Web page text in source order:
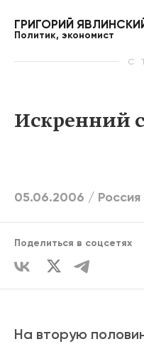
ГРИГОРИЙ
Политик, экономист
Искренний
05.06.2006 / Россия
Поделиться в соцсетях
На вторую